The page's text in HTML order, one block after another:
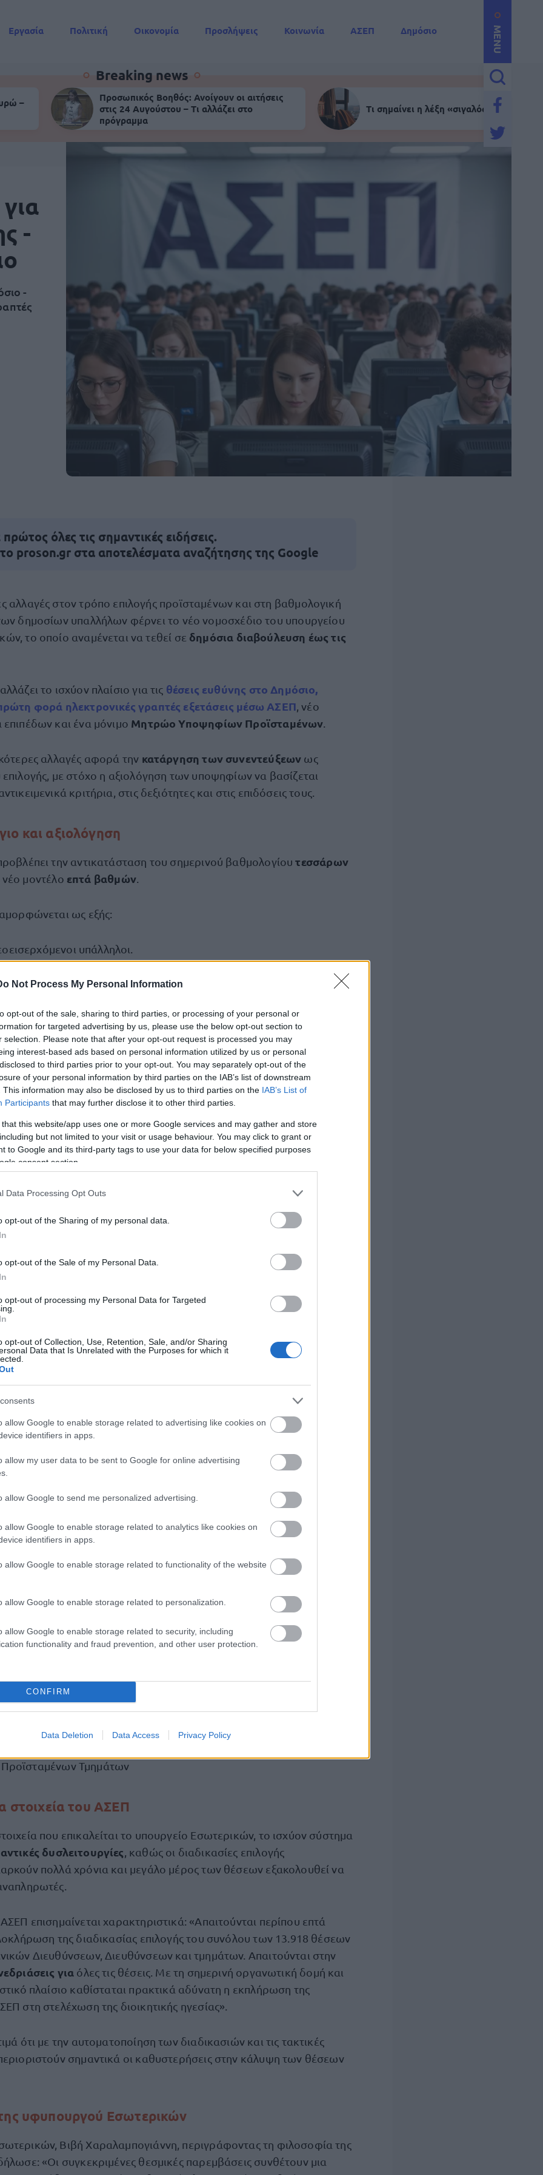
Not Process My Personal Information
opt-out of the sale, sharing to third parties, or processing of your personal or
for targeted advertising by us, please use the below opt-out section to
selection. Please note that after your opt-out request is processed you may
interest-based ads based on personal information utilized by us or personal
to third parties prior to your opt-out. You may separately opt-out of the
of your personal information by third parties on the IAB’s list of downstream
This information may also be disclosed by us to third parties on the IAB’s List of
Participants that may further disclose it to other third parties.
that this website/app uses one or more Google services and may gather and store
but not limited to your visit or usage behaviour. You may click to grant or
to Google and its third-party tags to use your data for below specified purposes
consent section.
Data Processing Opt Outs
opt-out of the Sharing of my personal data.
opt-out of the Sale of my Personal Data.
opt-out of processing my Personal Data for Targeted
opt-out of Collection, Use, Retention, Sale, and/or Sharing
Data that Is Unrelated with the Purposes for which it
allow Google to enable storage related to advertising like cookies on
identifiers in apps.
allow my user data to be sent to Google for online advertising
allow Google to send me personalized advertising.
allow Google to enable storage related to analytics like cookies on
identifiers in apps.
allow Google to enable storage related to functionality of the website
allow Google to enable storage related to personalization.
allow Google to enable storage related to security, including
functionality and fraud prevention, and other user protection.
CONFIRM
Data Deletion Data Access Privacy Policy
MENU
Εργασία Πολιτική Οικονομία Προσλήψεις Κοινωνία ΑΣΕΠ
Δημόσιο
Breaking news
–
Προσωπικός Βοηθός: Ανοίγουν οι αιτήσεις
στις 24 Αυγούστου – Τι αλλάζει στο
πρόγραμμα
Τι σημαίνει η λέξη «σιγαλός»
-
-
όλες τις σημαντικές ειδήσεις.
proson.gr στα αποτελέσματα αναζήτησης της Google
αλλαγές στον τρόπο επιλογής προϊσταμένων και στη βαθμολογική
δημοσίων υπαλλήλων φέρνει το νέο νομοσχέδιο του υπουργείου
το οποίο αναμένεται να τεθεί σε δημόσια διαβούλευση έως τις
το ισχύον πλαίσιο για τις θέσεις ευθύνης στο Δημόσιο,
φορά ηλεκτρονικές γραπτές εξετάσεις μέσω ΑΣΕΠ , νέο
και ένα μόνιμο Μητρώο Υποψηφίων Προϊσταμένων
αλλαγές αφορά την κατάργηση των συνεντεύξεων ως
με στόχο η αξιολόγηση των υποψηφίων να βασίζεται
κριτήρια, στις δεξιότητες και στις επιδόσεις τους.
και αξιολόγηση
την αντικατάσταση του σημερινού βαθμολογίουτεσσάρων
μοντέλο επτά βαθμών.
ως εξής:
υπάλληλοι.
μικρής εμπειρίας.
αυξημένης εμπειρίας.
στελέχη.
Διευθύνσεων.
Γενικών Διευθύνσεων.
η υπηρεσιακή εξέλιξη δεν θα εξαρτάται αποκλειστικά
, αλλά θα λαμβάνει υπόψη τηναξιολόγηση, τιςδεξιότητεςκαι τα
των υπαλλήλων.
ταχύτερες προαγωγές για όσους διαθέτουν
τρία συνεχόμενα έτη ως υψηλής απόδοσης.
οι νέοι προϊστάμενοι
.
ηλεκτρονικό γραπτόδιαγωνισμό κάθε τέσσερα χρόνια
θα αποκτούν δικαίωμα ένταξης στο μητρώο.
τόσο γνωστικά αντικείμενα που σχετίζονται με τη
τεστ δεξιοτήτων και εργασιακής αποτελεσματικότητας.
και θα αντλεί τους υποψηφίους από το Μητρώο, ενώ τα στοιχεία
και την προϋπηρεσία θα αντλούνται αυτόματα από το πληροφοριακό
την υποβολή φυσικών δικαιολογητικών.
Διευθυντών προβλέπεται επιπλέον στάδιο αξιολόγησης με ειδικές
σύστημα αφορά περίπου 29.978 θέσεις ευθύνης στο Δημόσιο
Διευθυντών
Προϊσταμένων Τμημάτων
στοιχεία του ΑΣΕΠ
που επικαλείται το υπουργείο Εσωτερικών, το ισχύον σύστημα
δυσλειτουργίες , καθώς οι διαδικασίες επιλογής
πολλά χρόνια και μεγάλο μέρος των θέσεων εξακολουθεί να
επισημαίνεται χαρακτηριστικά: «Απαιτούνται περίπου επτά
της διαδικασίας επιλογής του συνόλου των 13.918 θέσεων
Διευθύνσεων, Διευθύνσεων και τμημάτων. Απαιτούνται στην
για όλες τις θέσεις. Με τη σημερινή οργανωτική δομή και
πλαίσιο καθίσταται πρακτικά αδύνατη η εκπλήρωση της
στη στελέχωση της διοικητικής ηγεσίας».
ότι με την αυτοματοποίηση των διαδικασιών και τις τακτικές
σημαντικά οι καθυστερήσεις στην κάλυψη των θέσεων
υφυπουργού Εσωτερικών
Βιβή Χαραλαμπογιάννη, περιγράφοντας τη φιλοσοφία της
«Οι συγκεκριμένες θεσμικές παρεμβάσεις συνθέτουν μια